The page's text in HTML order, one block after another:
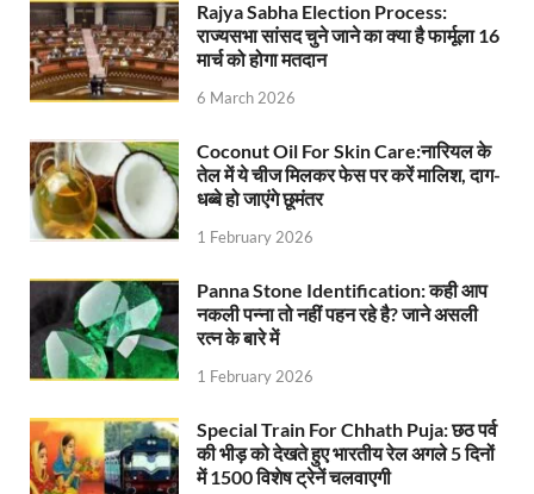
FSSAI: जांच में अंडे पूरी तरह सुरक्षित पाए गए: FSSAI
Anil Vij Statement: कांग्रेस का अविश्वास प्रस्ताव
Bihar NDA MP: बिहार एनडीए सांसदों ने बीजेपी राष्ट्रीय
VB G Ram G Bill: बिल फाड़ना लोकतंत्र की हत्या –
Indian Railway New Policy: ट्रेन में भी एयरपोर्ट जैसा
UP BJP State President: पंकज चौधरी बने उत्तर प्रदेश
Rajya Sabha Election Process:
राज्यसभा सांसद चुने जाने का क्या है फार्मूला 16
मार्च को होगा मतदान
6 March 2026
Coconut Oil For Skin Care:नारियल के
तेल में ये चीज मिलकर फेस पर करें मालिश, दाग-
धब्बे हो जाएंगे छूमंतर
1 February 2026
Panna Stone Identification: कही आप
नकली पन्ना तो नहीं पहन रहे है? जाने असली
रत्न के बारे में
1 February 2026
Special Train For Chhath Puja: छठ पर्व
की भीड़ को देखते हुए भारतीय रेल अगले 5 दिनों
में 1500 विशेष ट्रेनें चलवाएगी